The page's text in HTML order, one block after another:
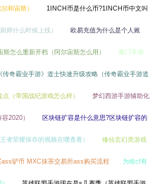
和宙斯） 1INCH币是什么币?1INCH币中文叫
师什么时候上线） 欧易充值为什么是个人账
斯怎么重新开档（阿尔宙斯怎么用） 蜀门手游
《传奇霸业手游》道士快速升级攻略（传奇霸业手游道
（帝国战纪游戏怎么样） 梦幻西游手游辅助化
2020） 区块链扩容是什么意思?区块链扩容的
者荣耀保存的视频在哪查看） 修仙玄幻类游戏
ass驴币 MXC抹茶交易所ass购买流程 为啥cf有